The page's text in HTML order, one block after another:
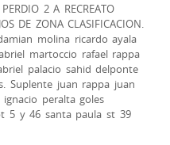
2 A RECREATO
DE ZONA CLASIFICACION.
molina ricardo ayala
martoccio rafael rappa
palacio sahid delponte
Suplente juan rappa juan
peralta goles
5 y 46 santa paula st 39